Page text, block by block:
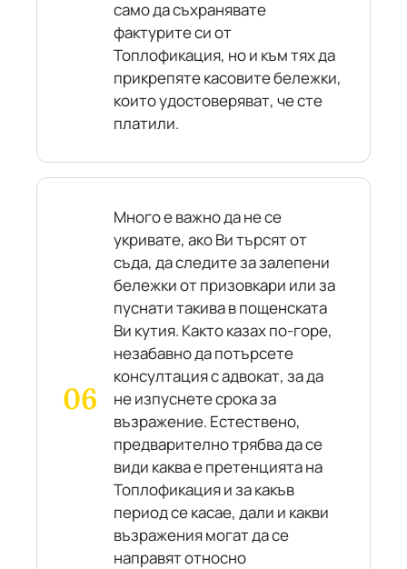
само да съхранявате
фактурите си от
Топлофикация, но и към тях да
прикрепяте касовите бележки,
които удостоверяват, че сте
платили.
Много е важно да не се
укривате, ако Ви търсят от
съда, да следите за залепени
бележки от призовкари или за
пуснати такива в пощенската
Ви кутия. Както казах по-горе,
незабавно да потърсете
консултация с адвокат, за да
не изпуснете срока за
възражение. Естествено,
предварително трябва да се
види каква е претенцията на
Топлофикация и за какъв
период се касае, дали и какви
възражения могат да се
направят относно